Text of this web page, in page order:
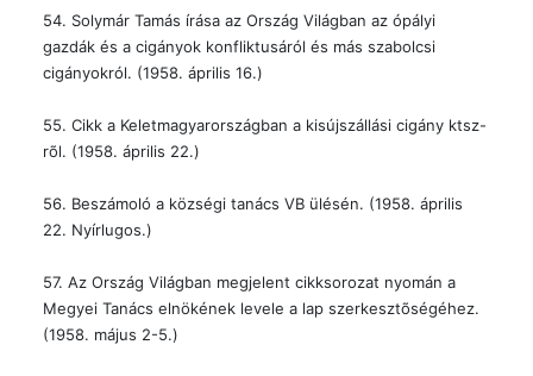
54. Solymár Tamás írása az Ország Világban az ópályi
gazdák és a cigányok konfliktusáról és más szabolcsi
cigányokról. (1958. április 16.)
55. Cikk a Keletmagyarországban a kisújszállási cigány ktsz-
rõl. (1958. április 22.)
56. Beszámoló a községi tanács VB ülésén. (1958. április
22. Nyírlugos.)
57. Az Ország Világban megjelent cikksorozat nyomán a
Megyei Tanács elnökének levele a lap szerkesztõségéhez.
(1958. május 2-5.)